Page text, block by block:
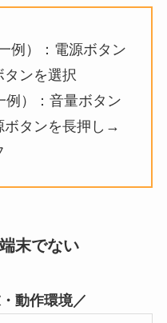
例）：電源ボタン
ンを選択
例）：音量ボタン
ボタンを長押し→
末でない
動作環境／